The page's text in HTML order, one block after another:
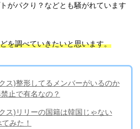
がパクり？などとも騒がれています
を調べていきたいと思います。
ス)整形してるメンバーがいるのか
止で有名なの？
ス)リリーの国籍は韓国じゃない
みた！